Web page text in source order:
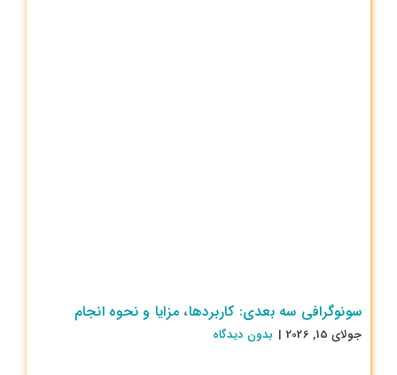
سونوگرافی سه بعدی: کاربردها، مزایا و نحوه انجام
جولای 15, 2026 | بدون ديدگاه